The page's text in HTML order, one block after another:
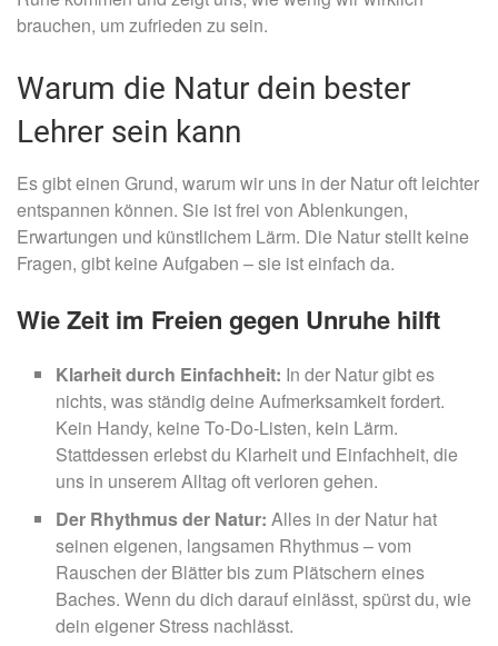
brauchen, um zufrieden zu sein.
Warum die Natur dein bester
Lehrer sein kann
Es gibt einen Grund, warum wir uns in der Natur oft leichter
entspannen können. Sie ist frei von Ablenkungen,
Erwartungen und künstlichem Lärm. Die Natur stellt keine
Fragen, gibt keine Aufgaben – sie ist einfach da.
Wie Zeit im Freien gegen Unruhe hilft
Klarheit durch Einfachheit: In der Natur gibt es
nichts, was ständig deine Aufmerksamkeit fordert.
Kein Handy, keine To-Do-Listen, kein Lärm.
Stattdessen erlebst du Klarheit und Einfachheit, die
uns in unserem Alltag oft verloren gehen.
Der Rhythmus der Natur: Alles in der Natur hat
seinen eigenen, langsamen Rhythmus – vom
Rauschen der Blätter bis zum Plätschern eines
Baches. Wenn du dich darauf einlässt, spürst du, wie
dein eigener Stress nachlässt.